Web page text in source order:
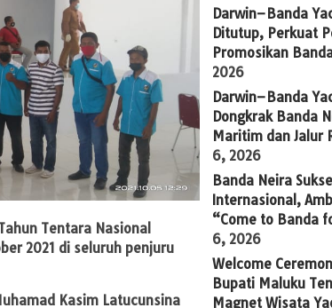
Tentara Nasional
2021 di seluruh penjuru
Kasim Latucunsina
Darwin–Banda
Ditutup, Perkuat
Promosikan
2026
Darwin–Banda
Dongkrak Banda
Maritim dan Jalur
6, 2026
Banda Neira
Internasional,
“Come to Banda
6, 2026
Welcome
Bupati Maluku
Magnet Wisata